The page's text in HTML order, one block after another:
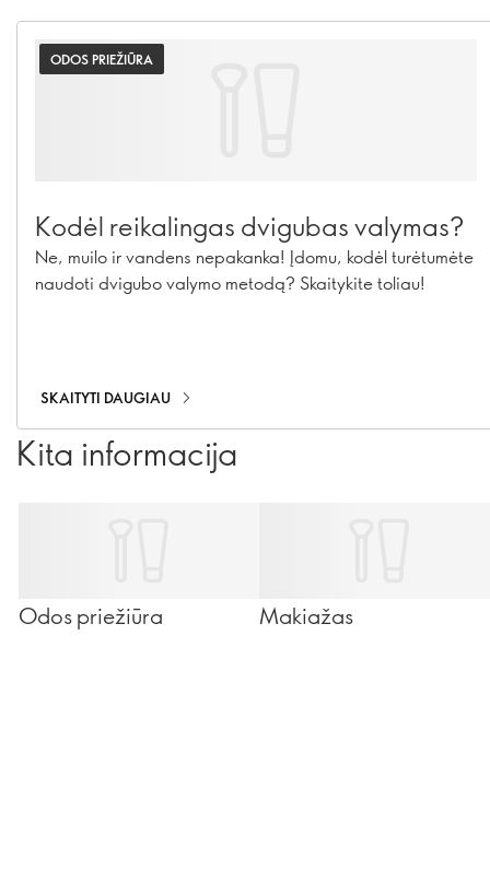
ODOS PRIEŽIŪRA
Kodėl reikalingas dvigubas valymas?
Ne, muilo ir vandens nepakanka! Įdomu, kodėl turėtumėte
naudoti dvigubo valymo metodą? Skaitykite toliau!
SKAITYTI DAUGIAU
Kita informacija
Odos priežiūra Makiažas